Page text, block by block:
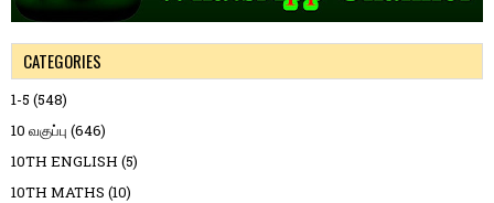
CATEGORIES
1-5 (548)
10 வகுப்பு (646)
10TH ENGLISH (5)
10TH MATHS (10)